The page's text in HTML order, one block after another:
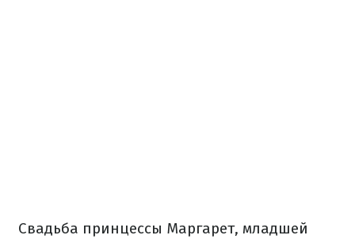
Свадьба принцессы Маргарет, младшей